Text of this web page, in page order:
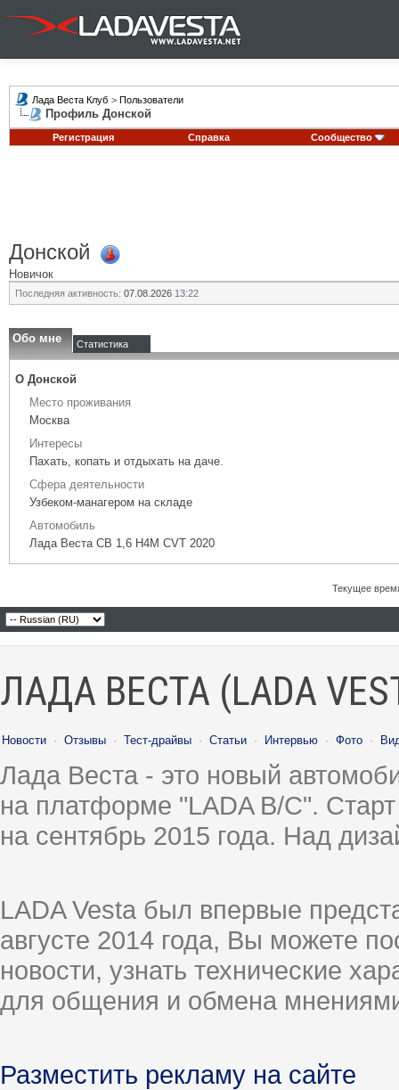
Лада Веста Клуб > Пользователи
Профиль Донской
Регистрация Справка Сообщество
Донской
Новичок
Последняя активность: 07.08.2026 13:22
Обо мне Статистика
О Донской
Место проживания
Москва
Интересы
Пахать, копать и отдыхать на даче.
Сфера деятельности
Узбеком-манагером на складе
Автомобиль
Лада Веста СВ 1,6 H4M CVT 2020
Текущее
ЛАДА ВЕСТА (LADA
Новости · Отзывы · Тест-драйвы · Статьи · Интервью · Фото ·
Лада Веста - это новый
на платформе "LADA B/C".
на сентябрь 2015 года. Над
LADA Vesta был впервые
августе 2014 года, Вы можете
новости, узнать технические
для общения и обмена
Разместить рекламу на сайте